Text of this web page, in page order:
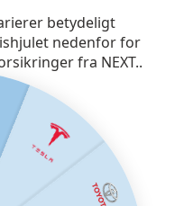
betydeligt
nedenfor for
fra NEXT..